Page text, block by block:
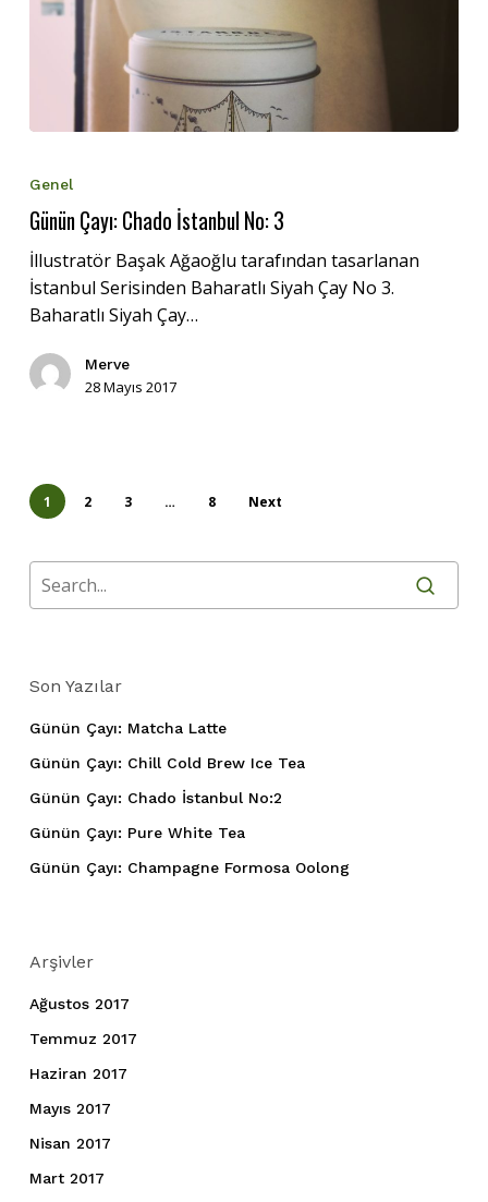
İstanbul
No:
3
Genel
Günün Çayı: Chado İstanbul No: 3
İllustratör Başak Ağaoğlu tarafından tasarlanan
İstanbul Serisinden Baharatlı Siyah Çay No 3.
Baharatlı Siyah Çay…
Merve
28 Mayıs 2017
1 2 3 … 8 Next
Son Yazılar
Günün Çayı: Matcha Latte
Günün Çayı: Chill Cold Brew Ice Tea
Günün Çayı: Chado İstanbul No:2
Günün Çayı: Pure White Tea
Günün Çayı: Champagne Formosa Oolong
Arşivler
Ağustos 2017
Temmuz 2017
Haziran 2017
Mayıs 2017
Nisan 2017
Mart 2017